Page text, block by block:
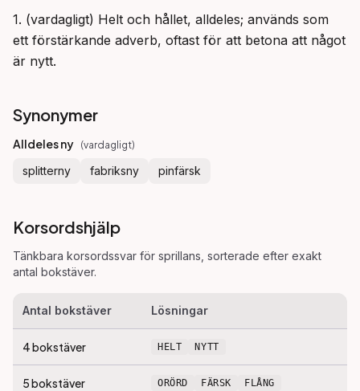
1. (vardagligt) Helt och hållet, alldeles; används som
ett förstärkande adverb, oftast för att betona att något
är nytt.
Synonymer
Alldeles ny (vardagligt)
splitterny fabriksny pinfärsk
Korsordshjälp
Tänkbara korsordssvar för sprillans , sorterade efter exakt
antal bokstäver.
Antal bokstäver Lösningar
4bokstäver HELT NYTT
5bokstäver ORÖRD FÄRSK FLÅNG